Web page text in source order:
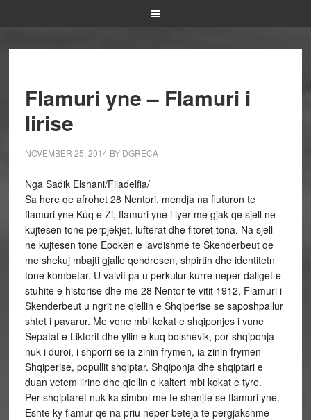
Flamuri yne – Flamuri i
lirise
NOVEMBER 25, 2014 BY DGRECA
Nga Sadik Elshani/Filadelfia/
Sa here qe afrohet 28 Nentori, mendja na fluturon te
flamuri yne Kuq e Zi, flamuri yne i lyer me gjak qe sjell ne
kujtesen tone perpjekjet, lufterat dhe fitoret tona. Na sjell
ne kujtesen tone Epoken e lavdishme te Skenderbeut qe
me shekuj mbajti gjalle qendresen, shpirtin dhe identitetn
tone kombetar. U valvit pa u perkulur kurre neper dallget e
stuhite e historise dhe me 28 Nentor te vitit 1912, Flamuri i
Skenderbeut u ngrit ne qiellin e Shqiperise se saposhpallur
shtet i pavarur. Me vone mbi kokat e shqiponjes i vune
Sepatat e Liktorit dhe yllin e kuq bolshevik, por shqiponja
nuk i duroi, i shporri se ia zinin frymen, ia zinin frymen
Shqiperise, popullit shqiptar. Shqiponja dhe shqiptari e
duan vetem lirine dhe qiellin e kaltert mbi kokat e tyre.
Per shqiptaret nuk ka simbol me te shenjte se flamuri yne.
Eshte ky flamur qe na priu neper beteja te pergjakshme